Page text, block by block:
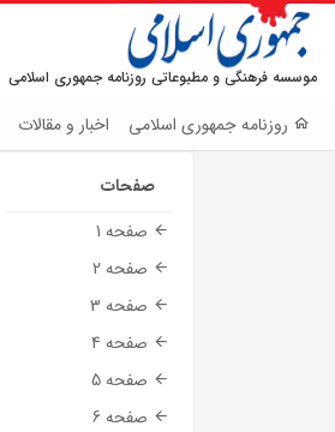
موسسه فرهنگی و مطبوعاتی روزنامه جمهوری اسلامی
روزنامه جمهوری اسلامی اخبار و مقالات
صفحات
صفحه 1
صفحه 2
صفحه 3
صفحه 4
صفحه 5
صفحه 6